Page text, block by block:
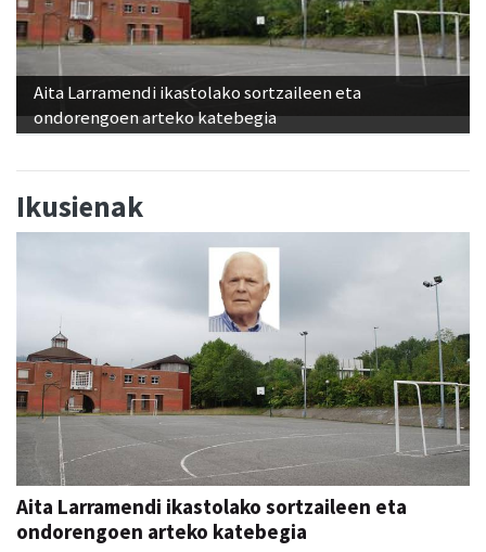
Aita Larramendi ikastolako sortzaileen eta
ondorengoen arteko katebegia
Ikusienak
Aita Larramendi ikastolako sortzaileen eta
ondorengoen arteko katebegia